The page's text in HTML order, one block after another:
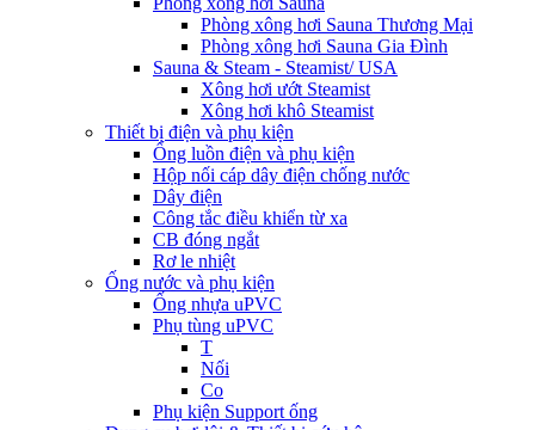
Phòng xông hơi Sauna Thương Mại
Phòng xông hơi Sauna Gia Đình
Sauna & Steam - Steamist/ USA
Xông hơi ướt Steamist
Xông hơi khô Steamist
Thiết bị điện và phụ kiện
Ống luồn điện và phụ kiện
Hộp nối cáp dây điện chống nước
Dây điện
Công tắc điều khiển từ xa
CB đóng ngắt
Rơ le nhiệt
Ống nước và phụ kiện
Ống nhựa uPVC
Phụ tùng uPVC
T
Nối
Co
Phụ kiện Support ống